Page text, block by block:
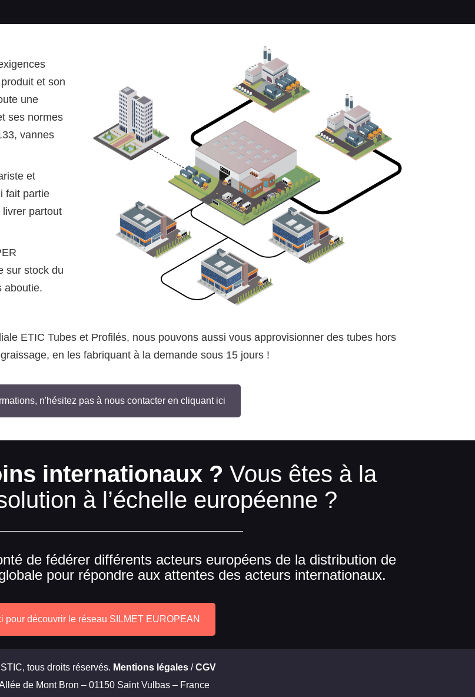
et son
une
ses normes
vannes
et
fait partie
partout
sur stock du
aboutie.
ETIC Tubes et Profilés, nous pouvons aussi vous approvisionner des tubes hors
en les fabriquant à la demande sous 15 jours !
n'hésitez pas à nous contacter en cliquant ici
internationaux ? Vous êtes à la
à l’échelle européenne ?
de fédérer différents acteurs européens de la distribution de
pour répondre aux attentes des acteurs internationaux.
pour découvrir le réseau SILMET EUROPEAN
tous droits réservés. Mentions légales /CGV
de Mont Bron – 01150 Saint Vulbas – France